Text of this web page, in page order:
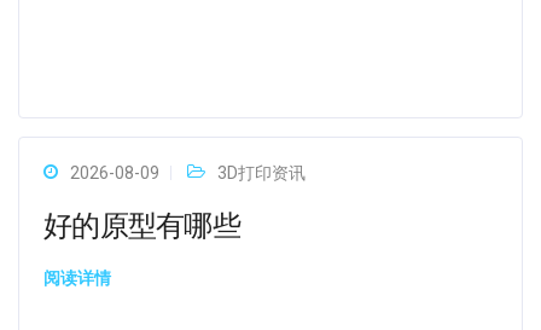
2026-08-09 3D打印资讯
好的原型有哪些
阅读详情